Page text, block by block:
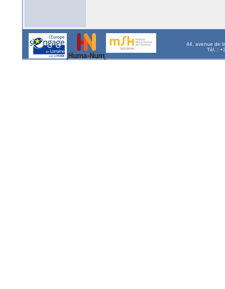
44, avenue de
Tél. :